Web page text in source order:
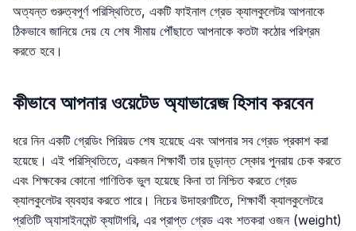
অত্যন্ত গুরুত্বপূর্ণ পরিস্থিতিতে, একটি ফাইনাল গ্রেড ক্যালকুলেটর আপনাকে
ঠিকভাবে জানিয়ে দেয় যে শেষ সীমায় পৌঁছাতে আপনাকে কতটা কঠোর পরিশ্রম
করতে হবে।
কীভাবে আপনার ওয়েটেড অ্যাভারেজ হিসাব করবেন
ধরে নিন একটি গ্রেডিং পিরিয়ড শেষ হয়েছে এবং আপনার সব গ্রেড প্রকাশ করা
হয়েছে। এই পরিস্থিতিতে, একজন শিক্ষার্থী তার চূড়ান্ত স্কোর পুনরায় চেক করতে
এবং শিক্ষকের কোনো গাণিতিক ভুল হয়েছে কিনা তা নিশ্চিত করতে গ্রেড
ক্যালকুলেটর ব্যবহার করতে পারে। নিচের উদাহরণটিতে, শিক্ষার্থী ক্যালকুলেটরে
প্রতিটি অ্যাসাইনমেন্ট ক্যাটাগরি, এর প্রাপ্ত গ্রেড এবং শতকরা ওজন (weight)